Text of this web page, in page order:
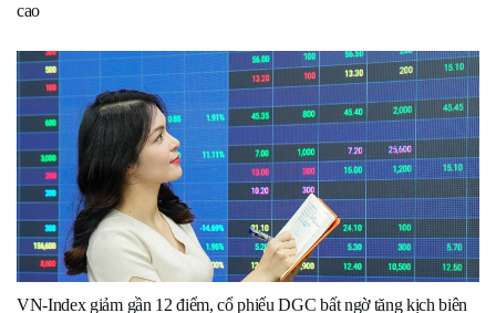
cao
VN-Index giảm gần 12 điểm, cổ phiếu DGC bất ngờ tăng kịch biên